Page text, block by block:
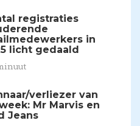
registraties
in
licht gedaald
verliezer van
Mr Marvis en
Jeans